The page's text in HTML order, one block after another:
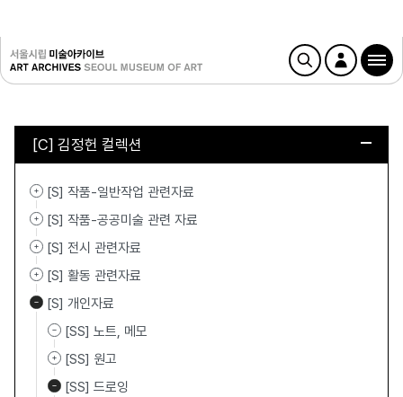
[C] 김정헌 컬렉션
[S] 작품-일반작업 관련자료
[S] 작품-공공미술 관련 자료
[S] 전시 관련자료
[S] 활동 관련자료
[S] 개인자료
[SS] 노트, 메모
[SS] 원고
[SS] 드로잉